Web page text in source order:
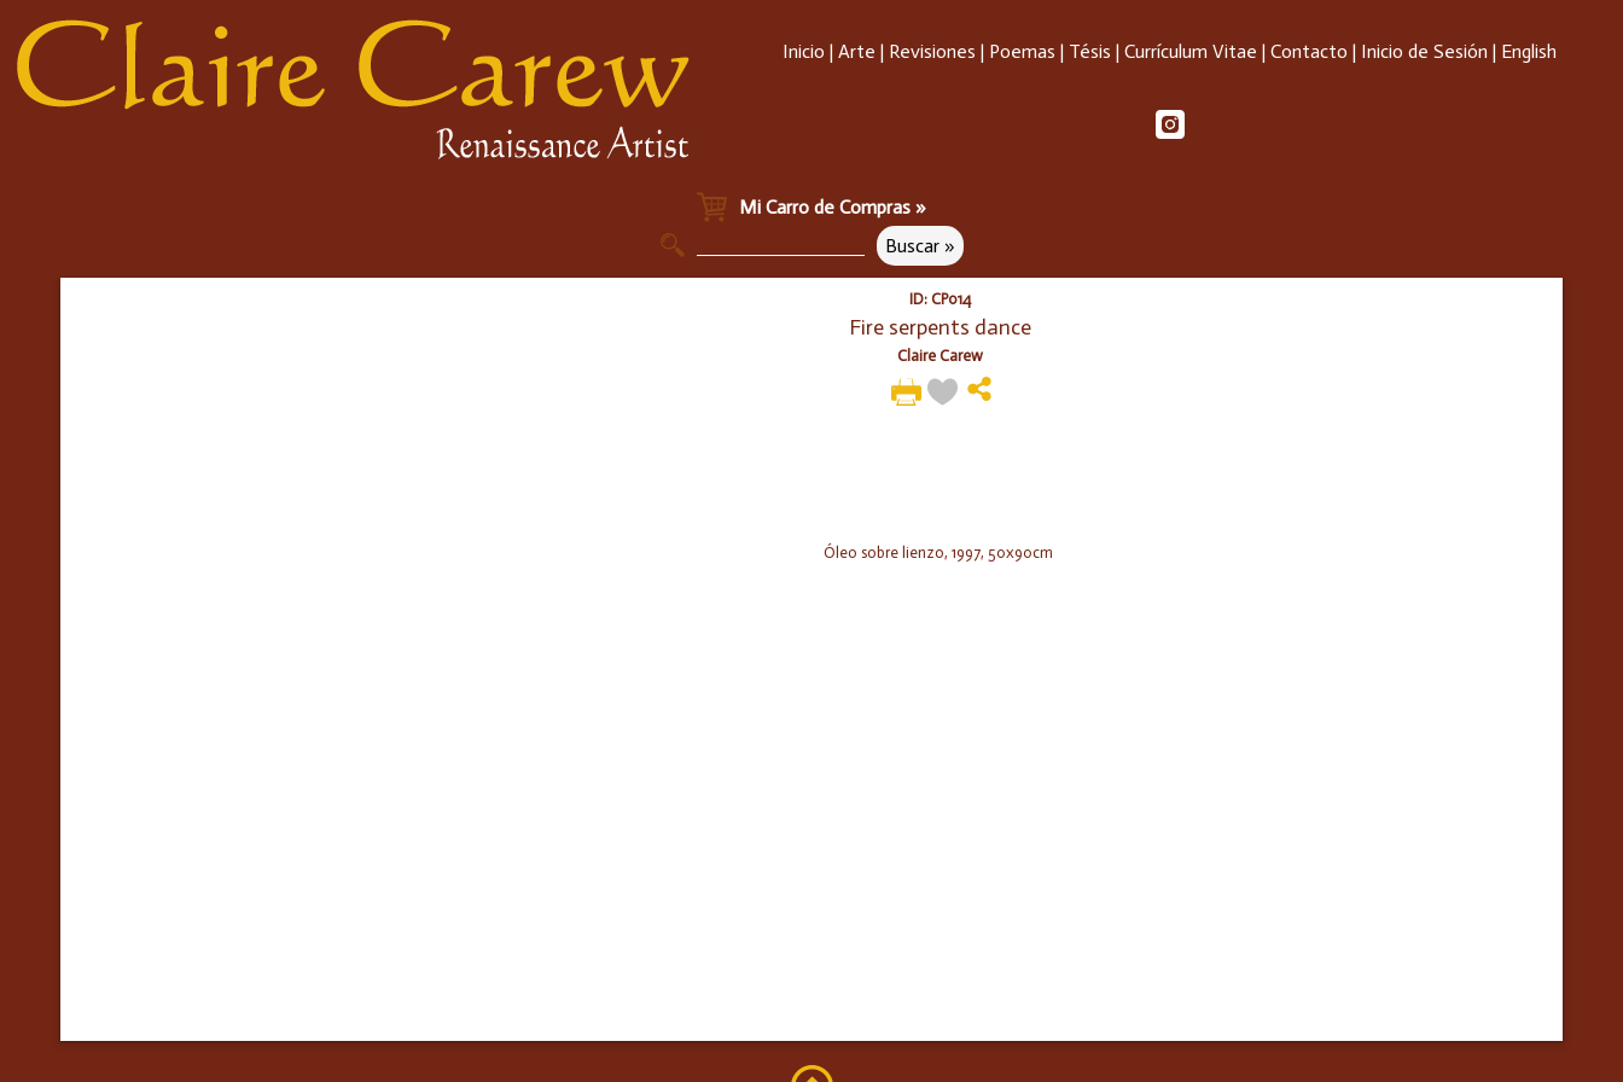
Inicio | Arte | Revisiones | Poemas | Tésis | Currículum Vitae | Contacto | Inicio de Sesión | English
Mi Carro de Compras »
ID: CP014
Fire serpents dance
Claire Carew
Óleo sobre lienzo, 1997, 50x90cm